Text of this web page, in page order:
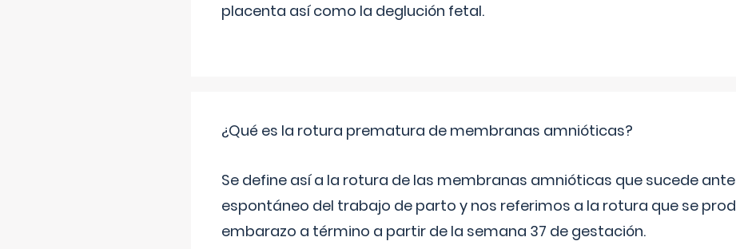
placenta así como la deglución fetal.
¿Qué es la rotura prematura de membranas amnióticas?
Se define así a la rotura de las membranas amnióticas que sucede
espontáneo del trabajo de parto y nos referimos a la rotura que se
embarazo a término a partir de la semana 37 de gestación.